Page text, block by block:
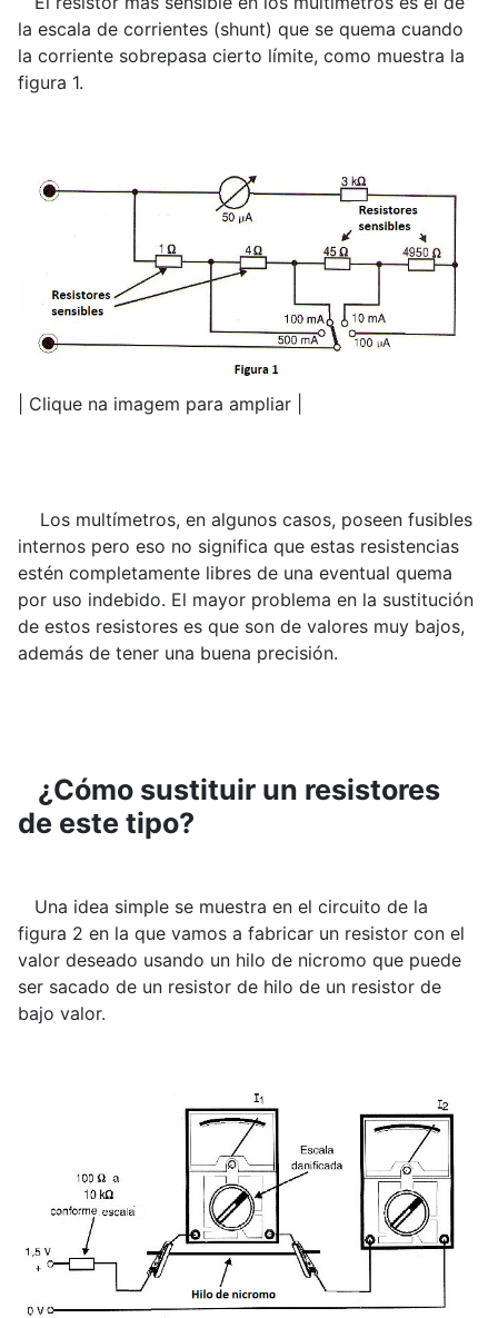
la escala de corrientes (shunt) que se quema cuando
la corriente sobrepasa cierto límite, como muestra la
figura 1.
| Clique na imagem para ampliar |
Los multímetros, en algunos casos, poseen fusibles
internos pero eso no significa que estas resistencias
estén completamente libres de una eventual quema
por uso indebido. El mayor problema en la sustitución
de estos resistores es que son de valores muy bajos,
además de tener una buena precisión.
¿Cómo sustituir un resistores
de este tipo?
Una idea simple se muestra en el circuito de la
figura 2 en la que vamos a fabricar un resistor con el
valor deseado usando un hilo de nicromo que puede
ser sacado de un resistor de hilo de un resistor de
bajo valor.